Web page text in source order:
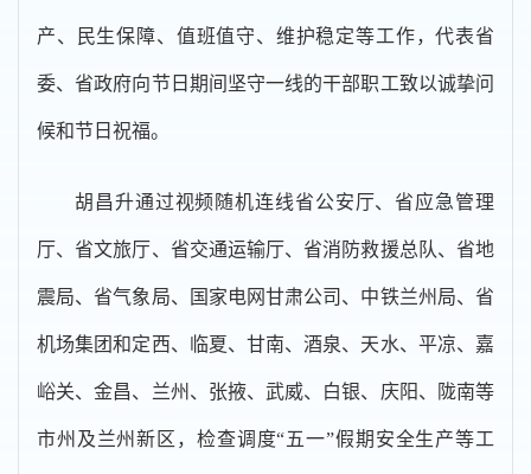
产、民生保障、值班值守、维护稳定等工作，代表省
委、省政府向节日期间坚守一线的干部职工致以诚挚问
候和节日祝福。
胡昌升通过视频随机连线省公安厅、省应急管理
厅、省文旅厅、省交通运输厅、省消防救援总队、省地
震局、省气象局、国家电网甘肃公司、中铁兰州局、省
机场集团和定西、临夏、甘南、酒泉、天水、平凉、嘉
峪关、金昌、兰州、张掖、武威、白银、庆阳、陇南等
市州及兰州新区，检查调度“五一”假期安全生产等工